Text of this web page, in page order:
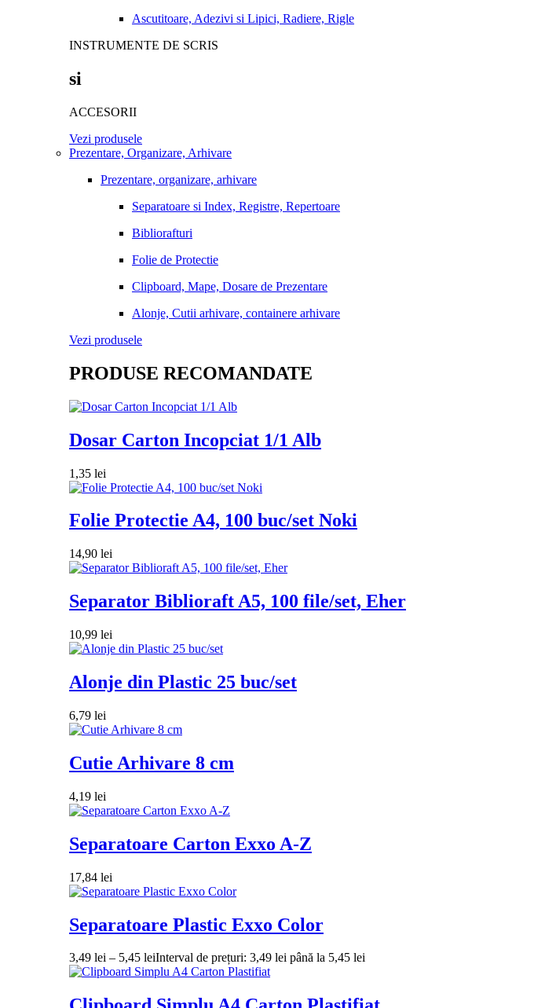
Ascutitoare, Adezivi si Lipici, Radiere, Rigle
INSTRUMENTE DE SCRIS
si
ACCESORII
Vezi produsele
Prezentare, Organizare, Arhivare
Prezentare, organizare, arhivare
Separatoare si Index, Registre, Repertoare
Bibliorafturi
Folie de Protectie
Clipboard, Mape, Dosare de Prezentare
Alonje, Cutii arhivare, containere arhivare
Vezi produsele
PRODUSE RECOMANDATE
Dosar Carton Incopciat 1/1 Alb
1,35 lei
Folie Protectie A4, 100 buc/set Noki
14,90 lei
Separator Biblioraft A5, 100 file/set, Eher
10,99 lei
Alonje din Plastic 25 buc/set
6,79 lei
Cutie Arhivare 8 cm
4,19 lei
Separatoare Carton Exxo A-Z
17,84 lei
Separatoare Plastic Exxo Color
3,49 lei – 5,45 leiInterval de prețuri: 3,49 lei până la 5,45 lei